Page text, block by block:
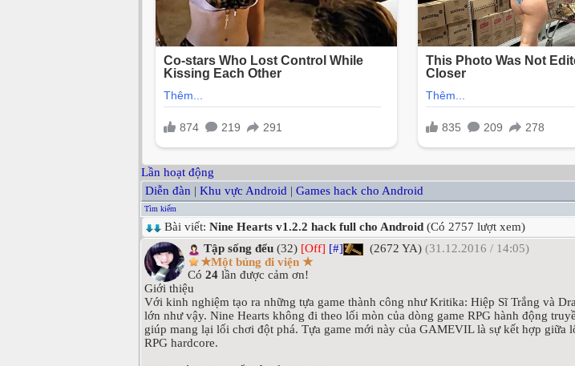
Lần hoạt động
Diễn đàn | Khu vực Android | Games hack cho Android
Tìm kiếm
Bài viết: Nine Hearts v1.2.2 hack full cho Android (Có 2757 lượt xem)
Tập sống đểu (32) [Off] [#] (2672 YA) (31.12.2016 / 14:05)
★Một búng đi viện ★
Có 24 lần được cảm ơn!
Giới thiệu
Với kinh nghiệm tạo ra những tựa game thành công như Kritika: Hiệp Sĩ Trắng và
lớn như vậy. Nine Hearts không đi theo lối mòn của dòng game RPG hành động
giúp mang lại lối chơi đột phá. Tựa game mới này của GAMEVIL là sự kết hợp giữa
RPG hardcore.